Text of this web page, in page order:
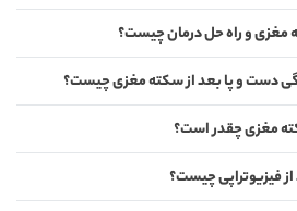
و راه حل درمان چیست؟
دست و پا بعد از سکته مغزی چیست؟
مغزی چقدر است؟
فیزیوتراپی چیست؟